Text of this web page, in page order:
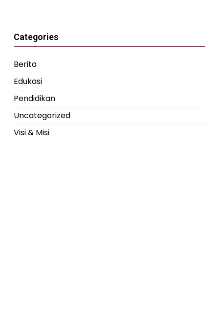
Categories
Berita
Edukasi
Pendidikan
Uncategorized
Visi & Misi